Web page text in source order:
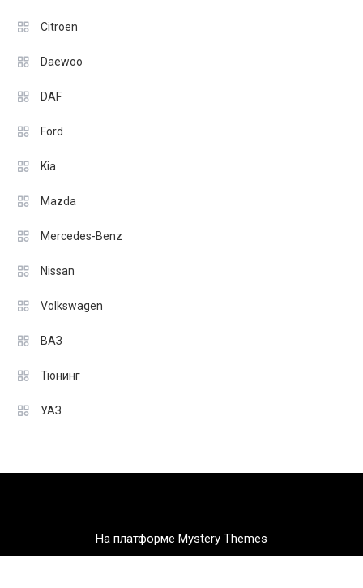
Citroen
Daewoo
DAF
Ford
Kia
Mazda
Mercedes-Benz
Nissan
Volkswagen
ВАЗ
Тюнинг
УАЗ
На платформе Mystery Themes